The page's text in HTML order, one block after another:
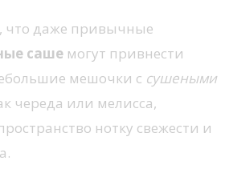
что даже привычные
саше могут привнести
мешочки с сушеными
череда или мелисса,
нотку свежести и